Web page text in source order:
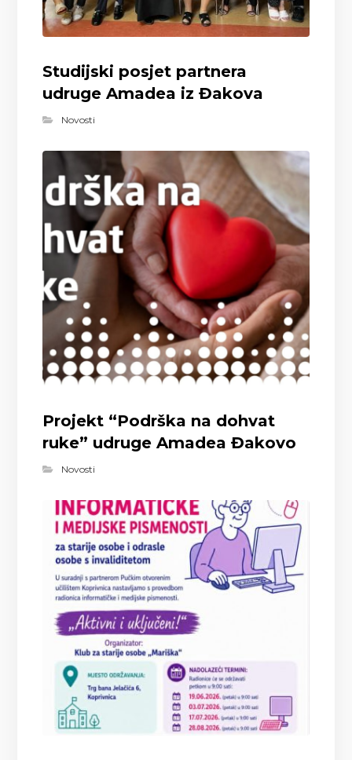
Studijski posjet partnera
udruge Amadea iz Đakova
Novosti
Projekt “Podrška na dohvat
ruke” udruge Amadea Đakovo
Novosti